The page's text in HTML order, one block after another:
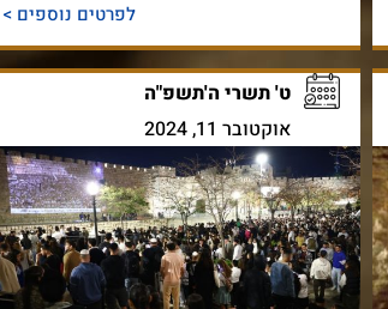
לפרטים נוספים >
ט' תשרי ה'תשפ"ה
אוקטובר 11, 2024